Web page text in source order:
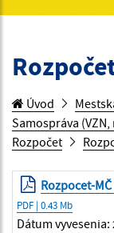
Úvod
Samospráva
Rozpočet
Rozpocet-
PDF | 0.43 Mb
Dátum vyvesenia: